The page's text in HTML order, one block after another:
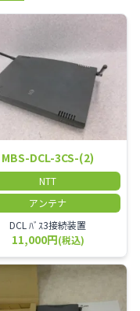
MBS-DCL-3CS-(2)
NTT
アンテナ
DCL ﾊﾞｽ3接続装置
11,000円(税込)